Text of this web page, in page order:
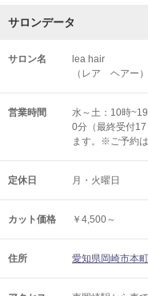
サロンデータ
サロン名
lea hair
（レア ヘアー）
営業時間
水～土：10時
0分（最終受付
ます。※ご予約
定休日 月・火曜日
カット価格 ￥4,500～
住所 愛知県岡崎市本